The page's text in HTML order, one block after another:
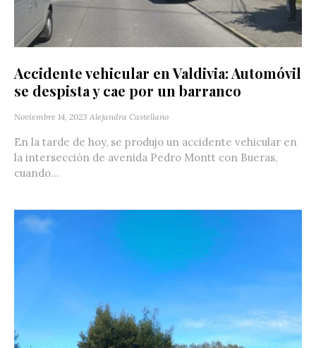
Accidente vehicular en Valdivia: Automóvil
se despista y cae por un barranco
Noviembre 14, 2023 Alejandra Castellano
En la tarde de hoy, se produjo un accidente vehicular en
la intersección de avenida Pedro Montt con Bueras,
cuando...